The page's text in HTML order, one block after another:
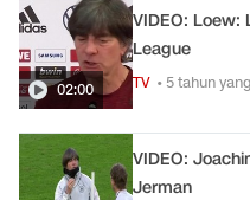
02:00
VIDEO: Loew:
League
TV • 5 tahun
VIDEO:
Jerman